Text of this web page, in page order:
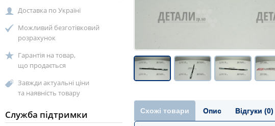
Схожі товари Опис Відгуки (0)
Доставка по Україні
Можливий безготівковий
розрахунок
Гарантія на товар,
що продається
Завжди актуальні ціни
та наявність товару
Служба підтримки